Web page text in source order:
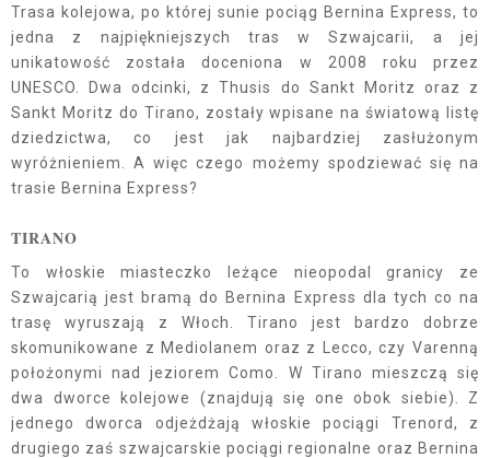
Trasa kolejowa, po której sunie pociąg Bernina Express, to
jedna z najpiękniejszych tras w Szwajcarii, a jej
unikatowość została doceniona w 2008 roku przez
UNESCO. Dwa odcinki, z Thusis do Sankt Moritz oraz z
Sankt Moritz do Tirano, zostały wpisane na światową listę
dziedzictwa, co jest jak najbardziej zasłużonym
wyróżnieniem. A więc czego możemy spodziewać się na
trasie Bernina Express?
TIRANO
To włoskie miasteczko leżące nieopodal granicy ze
Szwajcarią jest bramą do Bernina Express dla tych co na
trasę wyruszają z Włoch. Tirano jest bardzo dobrze
skomunikowane z Mediolanem oraz z Lecco, czy Varenną
położonymi nad jeziorem Como. W Tirano mieszczą się
dwa dworce kolejowe (znajdują się one obok siebie). Z
jednego dworca odjeżdżają włoskie pociągi Trenord, z
drugiego zaś szwajcarskie pociągi regionalne oraz Bernina